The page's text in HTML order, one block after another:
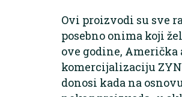
Ovi proizvodi su sve
posebno onima koji
ove godine,
komercijalizaciju
donosi kada na